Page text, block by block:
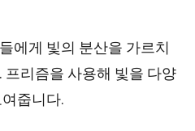
에게 빛의 분산을 가르치
프리즘을 사용해 빛을 다양
줍니다.